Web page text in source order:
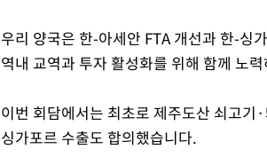
우리 양국은 한-아세안 FTA 개선과 한-싱
역내 교역과 투자 활성화를 위해 함께 노
이번 회담에서는 최초로 제주도산 쇠고기
싱가포르 수출도 합의했습니다.